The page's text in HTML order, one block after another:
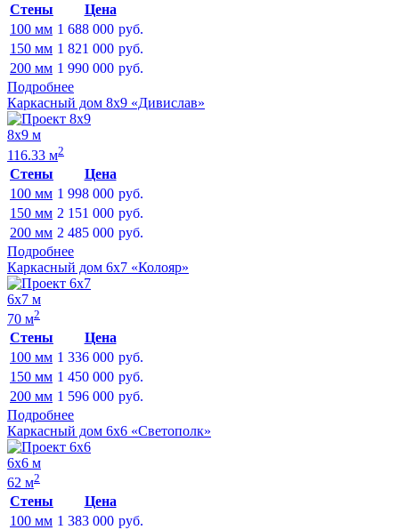
Стены
Цена
100 мм 1 688 000 руб.
150 мм 1 821 000 руб.
200 мм 1 990 000 руб.
Подробнее
Каркасный дом 8х9 «Дивислав»
8х9 м
116.33 м2
Стены
Цена
100 мм 1 998 000 руб.
150 мм 2 151 000 руб.
200 мм 2 485 000 руб.
Подробнее
Каркасный дом 6х7 «Колояр»
6х7 м
70 м2
Стены
Цена
100 мм 1 336 000 руб.
150 мм 1 450 000 руб.
200 мм 1 596 000 руб.
Подробнее
Каркасный дом 6х6 «Светополк»
6х6 м
62 м2
Стены
Цена
100 мм 1 383 000 руб.